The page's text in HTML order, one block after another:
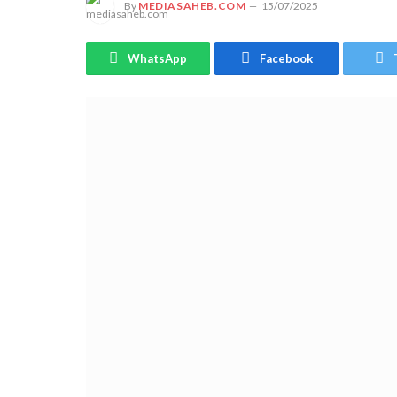
By MEDIASAHEB.COM 15/07/2025
WhatsApp Facebook